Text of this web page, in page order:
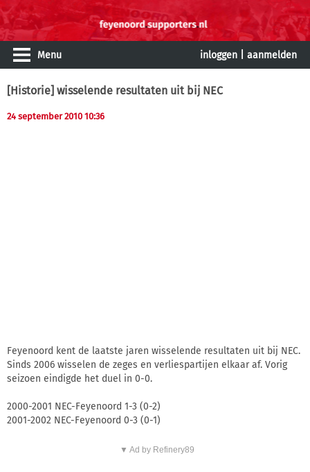
Menu inloggen aanmelden
[Historie] wisselende resultaten uit bij NEC
24 september 2010 10:36
Feyenoord kent de laatste jaren wisselende resultaten uit bij NEC.
Sinds 2006 wisselen de zeges en verliespartijen elkaar af. Vorig
seizoen eindigde het duel in 0-0.
2000-2001 NEC-Feyenoord 1-3 (0-2)
2001-2002 NEC-Feyenoord 0-3 (0-1)
▼ Ad by Refinery89